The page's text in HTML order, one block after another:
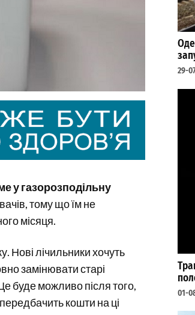
у газорозподільну
тому що їм не
місяця.
Нові лічильники хочуть
замінювати старі
буде можливо після того,
кошти на ці
29-
01-